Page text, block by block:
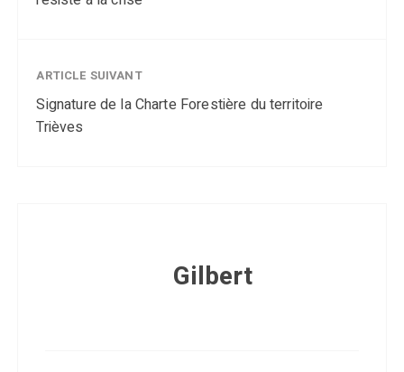
ARTICLE SUIVANT
Signature de la Charte Forestière du territoire
Trièves
Gilbert